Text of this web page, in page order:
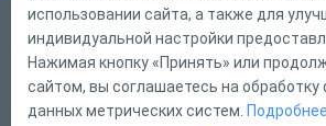
Русский
Справка
Форма обратной связи
использовании сайта, а также для
индивидуальной настройки
Нажимая кнопку «Принять» или
сайтом, вы соглашаетесь на обработку
данных метрических систем. Подробнее